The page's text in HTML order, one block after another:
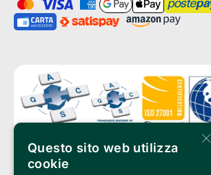
×
Questo sito web utilizza
cookie